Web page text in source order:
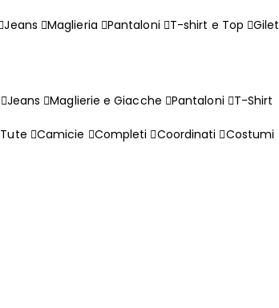
Jeans Maglieria Pantaloni T-shirt e Top Gilet
Jeans Maglierie e Giacche Pantaloni T-Shirt
Tute Camicie Completi Coordinati Costumi